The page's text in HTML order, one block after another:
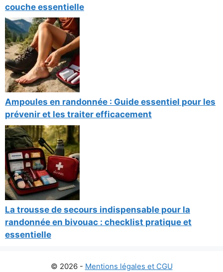
couche essentielle
Ampoules en randonnée : Guide essentiel pour les
prévenir et les traiter efficacement
La trousse de secours indispensable pour la
randonnée en bivouac : checklist pratique et
essentielle
© 2026 - Mentions légales et CGU